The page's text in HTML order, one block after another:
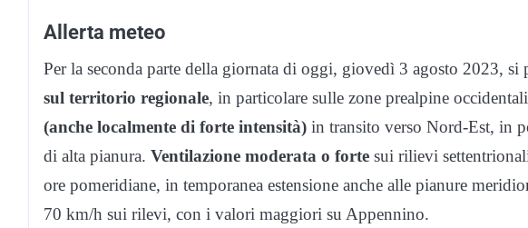
Allerta meteo
Per la seconda parte della giornata di oggi, giovedì 3 agosto 2023, si
sul territorio regionale, in particolare sulle zone prealpine
(anche localmente di forte intensità) in transito verso Nord-Est, in
di alta pianura. Ventilazione moderata o forte sui rilievi
ore pomeridiane, in temporanea estensione anche alle pianure
70 km/h sui rilevi, con i valori maggiori su Appennino.